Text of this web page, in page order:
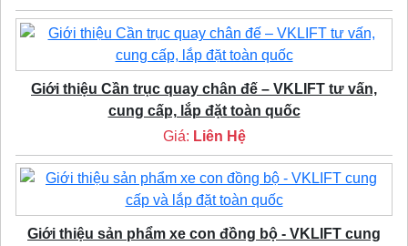
Giới thiệu Cần trục quay chân đế – VKLIFT tư vấn,
cung cấp, lắp đặt toàn quốc
Giá: Liên Hệ
Giới thiệu sản phẩm xe con đồng bộ - VKLIFT cung